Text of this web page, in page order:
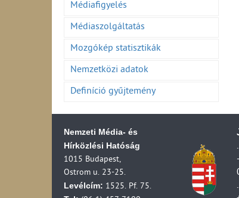
Médiafigyelés
Médiaszolgáltatás
Mozgókép statisztikák
Nemzetközi adatok
Definíció gyűjtemény
Nemzeti Média- és
Hírközlési Hatóság
1015 Budapest,
Ostrom u. 23-25.
Levélcím: 1525. Pf. 75.
-